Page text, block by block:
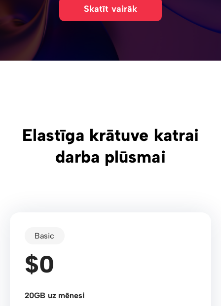
Skatīt vairāk
Elastīga krātuve katrai
darba plūsmai
Basic
$0
20GB uz mēnesi